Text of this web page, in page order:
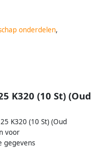
onderdelen,
K320 (10 St) (Oud
K320 (10 St) (Oud
voor
gegevens